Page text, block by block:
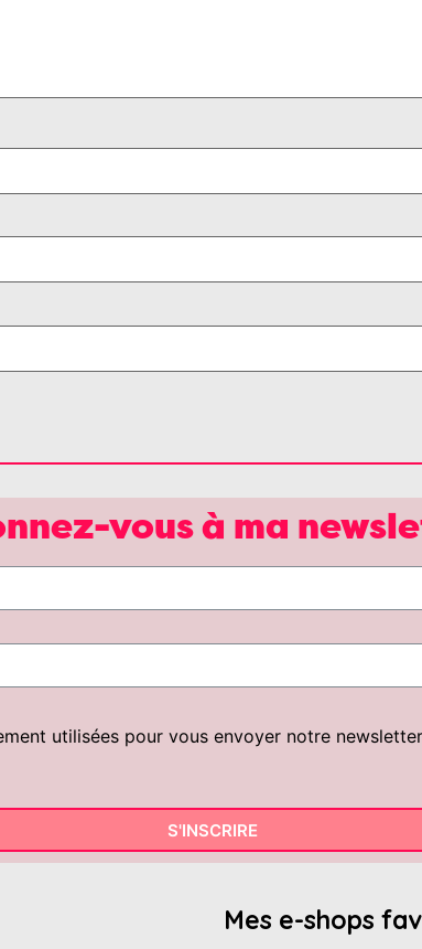
vous à ma
utilisées pour vous envoyer notre
S'INSCRIRE
Mes e-shops